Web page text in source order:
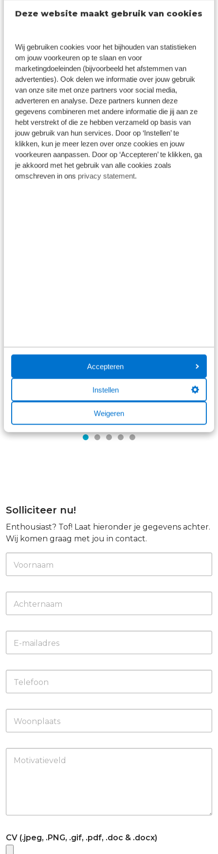
Deze website maakt gebruik van cookies
Wij gebruiken cookies voor het bijhouden van statistieken
om jouw voorkeuren op te slaan en voor
marketingdoeleinden (bijvoorbeeld het afstemmen van
advertenties). Ook delen we informatie over jouw gebruik
van onze site met onze partners voor social media,
adverteren en analyse. Deze partners kunnen deze
gegevens combineren met andere informatie die jij aan ze
hebt verstrekt of die ze hebben verzameld op basis van
jouw gebruik van hun services. Door op ‘Instellen’ te
klikken, kun je meer lezen over onze cookies en jouw
voorkeuren aanpassen. Door op ‘Accepteren’ te klikken, ga
je akkoord met het gebruik van alle cookies zoals
omschreven in ons privacy statement.
Accepteren
Instellen
Weigeren
Eerste Autotechnicus.
Solliciteer nu!
Sollicitatieprocedure
Je hebt een vacature gezien bij Broekhuis die jou
sollicitatie naar ons op. Je krijgt binnen 2 tot 4
dagen reactie van ons.
Solliciteer nu!
Enthousiast? Tof! Laat hieronder je gegevens achter.
Wij komen graag met jou in contact.
Voornaam
Achternaam
E-mailadres
Telefoon
Woonplaats
Motivatieveld
CV (.jpeg, .PNG, .gif, .pdf, .doc & .docx)